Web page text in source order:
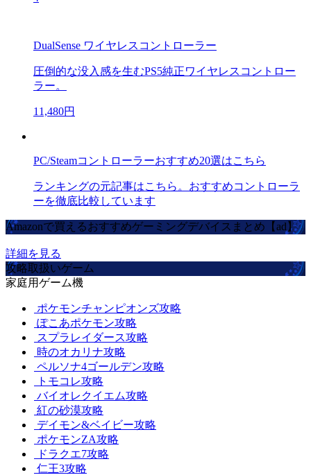
DualSense ワイヤレスコントローラー
圧倒的な没入感を生むPS5純正ワイヤレスコントロー
ラー。
11,480円
PC/Steamコントローラーおすすめ20選はこちら
ランキングの元記事はこちら。おすすめコントローラ
ーを徹底比較しています
Amazonで買えるおすすめゲーミングデバイスまとめ【ad】
詳細を見る
攻略取扱いゲーム
家庭用ゲーム機
ポケモンチャンピオンズ攻略
ぽこあポケモン攻略
スプラレイダース攻略
時のオカリナ攻略
ペルソナ4ゴールデン攻略
トモコレ攻略
バイオレクイエム攻略
紅の砂漠攻略
デイモン&ベイビー攻略
ポケモンZA攻略
ドラクエ7攻略
仁王3攻略